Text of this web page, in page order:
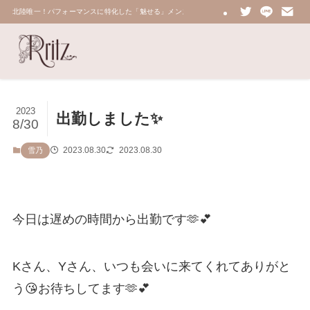
北陸唯一！パフォーマンスに特化した「魅せる」メンズエステ 鼠蹊部・密着・総合技術力
出勤しました✨
2023
8/30
雪乃 2023.08.30 2023.08.30
今日は遅めの時間から出勤です🫶💕
Kさん、Yさん、いつも会いに来てくれてありがと
う😘お待ちしてます🫶💕